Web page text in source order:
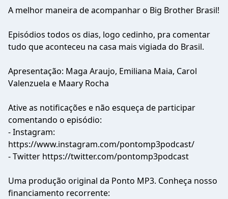
A melhor maneira de acompanhar o Big Brother Brasil!
Episódios todos os dias, logo cedinho, pra comentar
tudo que aconteceu na casa mais vigiada do Brasil.
Apresentação: Maga Araujo, Emiliana Maia, Carol
Valenzuela e Maary Rocha
Ative as notificações e não esqueça de participar
comentando o episódio:
- Instagram:
https://www.instagram.com/pontomp3podcast/
- Twitter https://twitter.com/pontomp3podcast
Uma produção original da Ponto MP3. Conheça nosso
financiamento recorrente: